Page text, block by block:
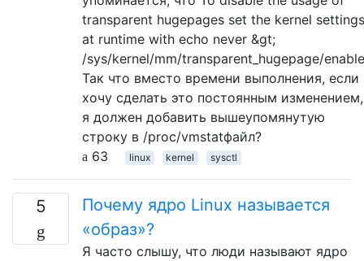
transparent hugepages set the kernel settings
at runtime with echo never &gt;
/sys/kernel/mm/transparent_hugepage/
Так что вместо времени выполнения, если
хочу сделать это постоянным изменением,
я должен добавить вышеупомянутую
строку в /proc/vmstatфайл?
63
linux kernel sysctl
5
Почему ядро ​​Linux называется
«образ»?
Я часто слышу, что люди называют ядро ​​